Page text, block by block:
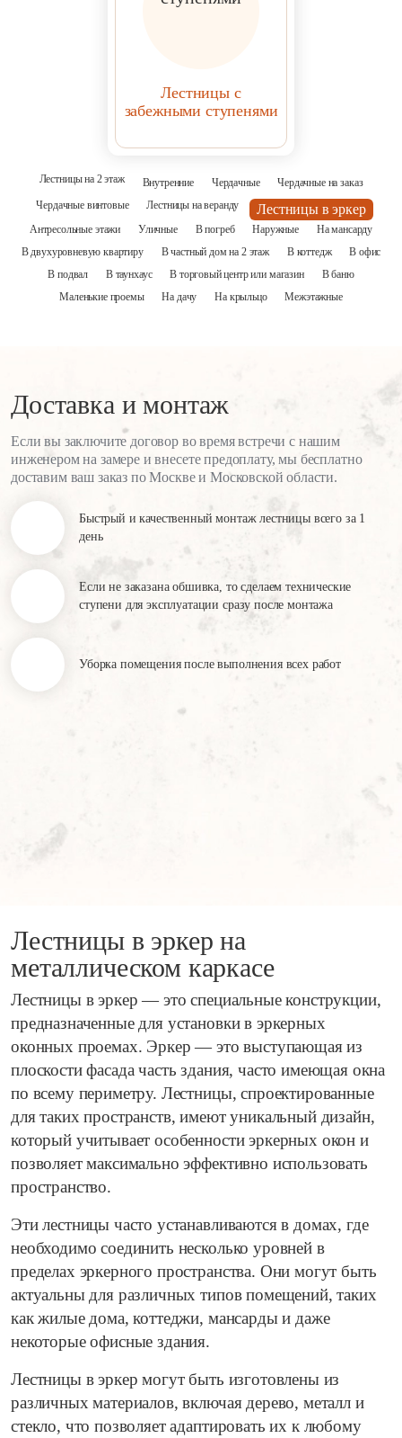
Лестницы с
забежными ступенями
Лестницы на 2 этаж Внутренние Чердачные
Чердачные на заказ
Чердачные винтовые
Лестницы на веранду Лестницы в эркер
Антресольные этажи Уличные В погреб Наружные
На мансарду
В двухуровневую квартиру
В частный дом на 2 этаж В коттедж
В офис
В подвал
В таунхаус В торговый центр или магазин
В баню
Маленькие проемы
На дачу На крыльцо Межэтажные
Доставка и монтаж
Если вы заключите договор во время встречи с нашим
инженером на замере и внесете предоплату, мы бесплатно
доставим ваш заказ по Москве и Московской области.
Быстрый и качественныймонтаж лестницы всего за 1
день
Если не заказана обшивка, то сделаем технические
ступени для эксплуатации сразу после монтажа
Уборка помещенияпосле выполнения всех работ
Лестницы в эркер на
металлическом каркасе
Лестницы в эркер — это специальные конструкции,
предназначенные для установки в эркерных
оконных проемах. Эркер — это выступающая из
плоскости фасада часть здания, часто имеющая окна
по всему периметру. Лестницы, спроектированные
для таких пространств, имеют уникальный дизайн,
который учитывает особенности эркерных окон и
позволяет максимально эффективно использовать
пространство.
Эти лестницы часто устанавливаются в домах, где
необходимо соединить несколько уровней в
пределах эркерного пространства. Они могут быть
актуальны для различных типов помещений, таких
как жилые дома, коттеджи, мансарды и даже
некоторые офисные здания.
Лестницы в эркер могут быть изготовлены из
различных материалов, включая дерево, металл и
стекло, что позволяет адаптировать их к любому